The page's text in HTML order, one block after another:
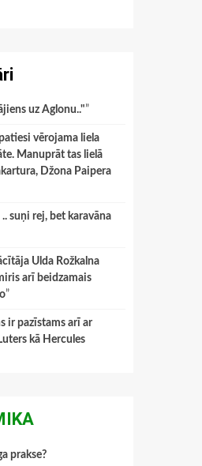
uz Aglonu.."”
vērojama liela
Manuprāt tas lielā
Džona Paipera
suņi rej, bet karavāna
Ulda Rožkalna
arī beidzamais
”
ir pazīstams arī ar
kā Hercules
prakse?